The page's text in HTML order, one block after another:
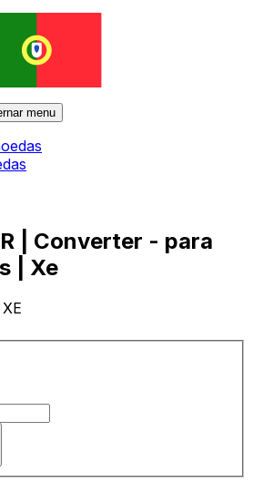
menu
| Converter - para
| Xe